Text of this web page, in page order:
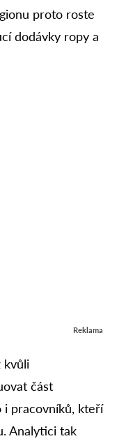
proto roste
dodávky ropy a
Reklama
kvůli
část
i pracovníků, kteří
Analytici tak